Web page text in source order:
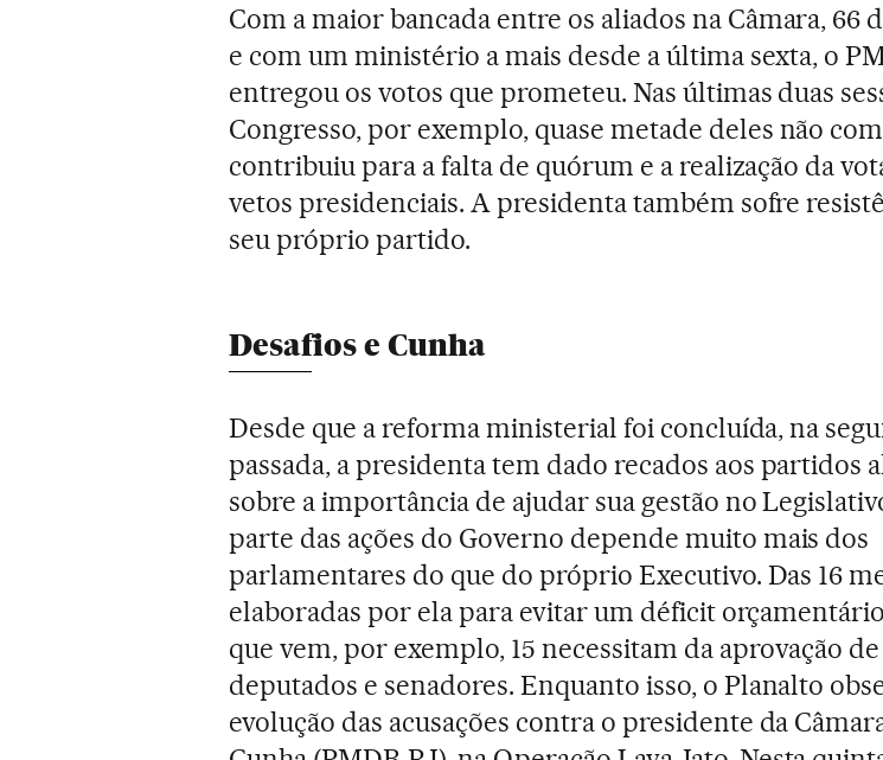
Com a maior bancada entre os aliados na Câmara, 66
e com um ministério a mais desde a última sexta, o
entregou os votos que prometeu. Nas últimas duas
Congresso, por exemplo, quase metade deles não
contribuiu para a falta de quórum e a realização da
vetos presidenciais. A presidenta também sofre
seu próprio partido.
Desafios e Cunha
Desde que a reforma ministerial foi concluída, na
passada, a presidenta tem dado recados aos partidos
sobre a importância de ajudar sua gestão no
parte das ações do Governo depende muito mais dos
parlamentares do que do próprio Executivo. Das 16
elaboradas por ela para evitar um déficit
que vem, por exemplo, 15 necessitam da aprovação de
deputados e senadores. Enquanto isso, o Planalto
evolução das acusações contra o presidente da